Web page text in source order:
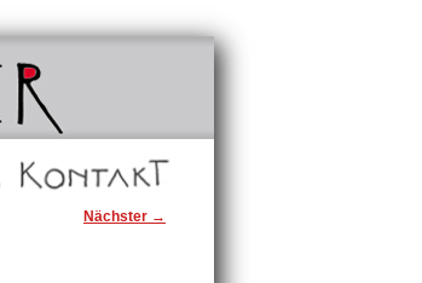
Kontakt
Nächster →